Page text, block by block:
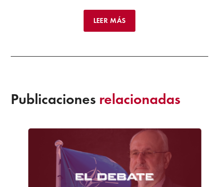
LEER MÁS
Publicaciones relacionadas